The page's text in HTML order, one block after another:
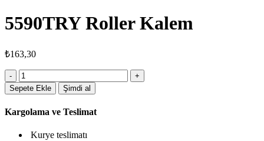
5590TRY Roller Kalem
₺163,30
5590TRY
Roller
Kalem
Sepete Ekle Şimdi al
Kargolama ve Teslimat
Kurye teslimatı